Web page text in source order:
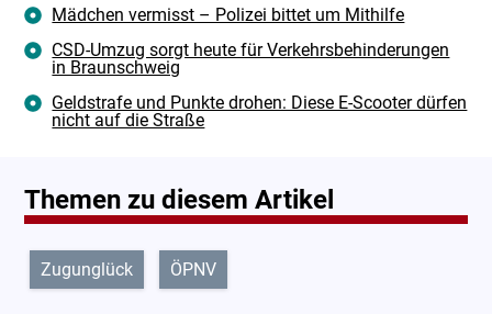
Mädchen vermisst – Polizei bittet um Mithilfe
CSD-Umzug sorgt heute für Verkehrsbehinderungen
in Braunschweig
Geldstrafe und Punkte drohen: Diese E-Scooter dürfen
nicht auf die Straße
Themen zu diesem Artikel
Zugunglück ÖPNV